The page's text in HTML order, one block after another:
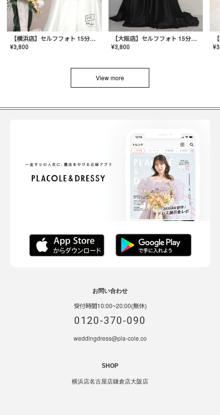
【横浜店】セルフフォト 15分撮り放題プラン
¥3,800
【大阪店】セルフフォト 15分撮り放題プラン
¥3,800 ¥
View more
お問い合わせ
受付時間10:00~20:00(無休)
0120-370-090
weddingdress@pla-cole.co
SHOP
横浜店名古屋店鎌倉店大阪店